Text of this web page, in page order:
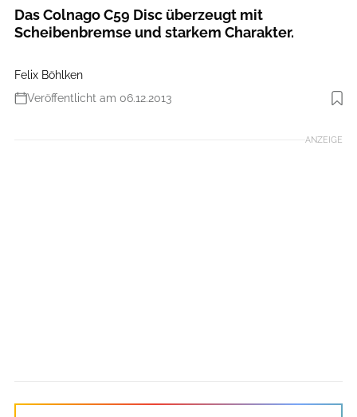
Das Colnago C59 Disc überzeugt mit
Scheibenbremse und starkem Charakter.
Felix Böhlken
Veröffentlicht am 06.12.2013
Foto: Benjamin Hahn
ANZEIGE